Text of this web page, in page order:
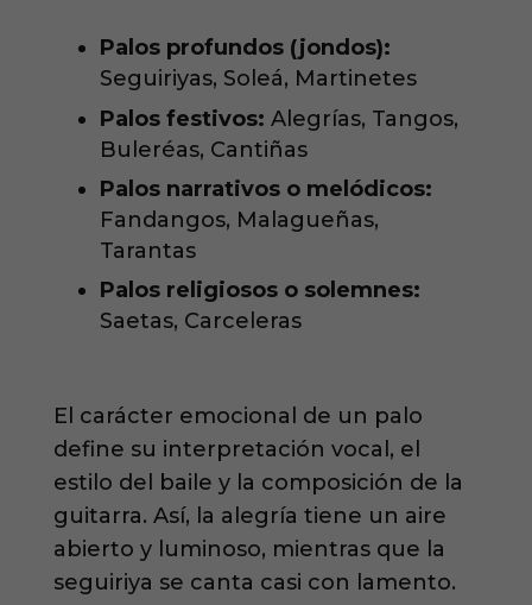
Palos profundos (jondos):
Seguiriyas, Soleá, Martinetes
Palos festivos: Alegrías, Tangos,
Buleréas, Cantiñas
Palos narrativos o melódicos:
Fandangos, Malagueñas,
Tarantas
Palos religiosos o solemnes:
Saetas, Carceleras
El carácter emocional de un palo
define su interpretación vocal, el
estilo del baile y la composición de la
guitarra. Así, la alegría tiene un aire
abierto y luminoso, mientras que la
seguiriya se canta casi con lamento.